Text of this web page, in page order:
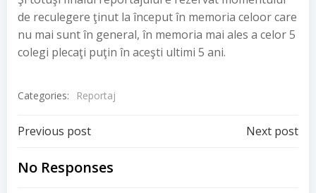
de reculegere ţinut la început în memoria celoor care
nu mai sunt în general, în memoria mai ales a celor 5
colegi plecaţi puţin în aceşti ultimi 5 ani.
Categories: Reportaj
Post
navigation
Previous post Next post
No Responses